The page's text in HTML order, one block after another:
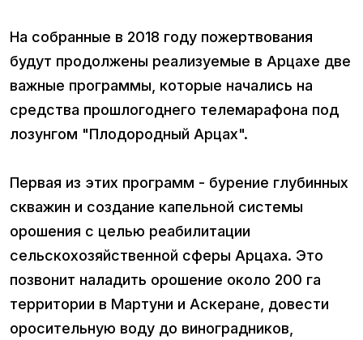
На собранные в 2018 году пожертвования
будут продолжены реализуемые в Арцахе две
важные программы, которые начались на
средства прошлогоднего телемарафона под
лозунгом "Плодородный Арцах".
Первая из этих программ - бурение глубинных
скважин и создание капельной системы
орошения с целью реабилитации
сельскохозяйственной сферы Арцаха. Это
позвонит наладить орошение около 200 га
территории в Мартуни и Аскеране, довести
оросительную воду до виноградников,